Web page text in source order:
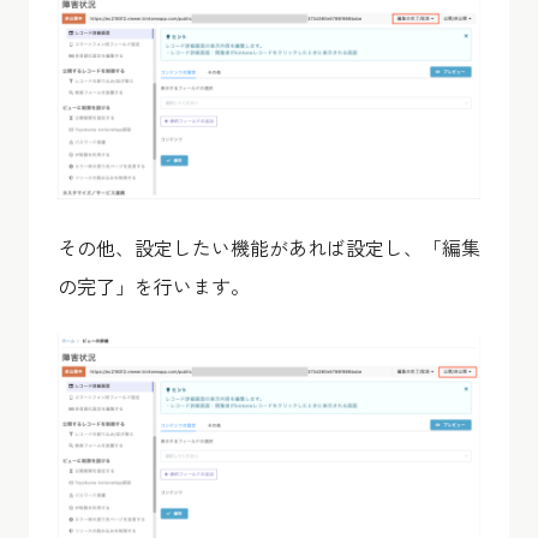
その他、設定したい機能があれば設定し、「編集
の完了」を行います。